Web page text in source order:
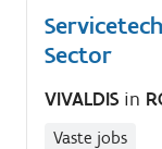
Sector
VIVALDIS in
Vaste jobs